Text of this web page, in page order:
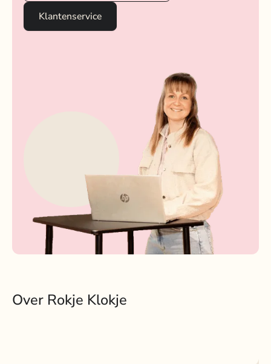
Klantenservice
Over Rokje Klokje